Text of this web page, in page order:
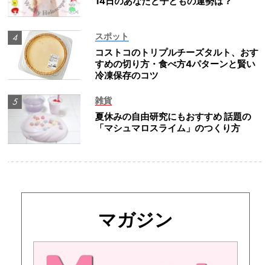
スポット
コストコのトリプルチーズタルト、おす
すめの切り方・食べ方4パターンと賢い
冷凍保存のコツ
雑貨
夏休みの自由研究にもおすすめ 話題の
「マシュマロスライム」のつくり方
マガジン